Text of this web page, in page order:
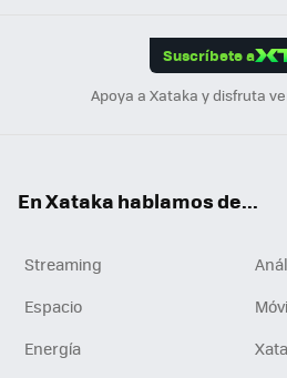
Suscríbete a
Apoya a Xataka y disfruta
En Xataka hablamos de...
Streaming
Espacio
Energía